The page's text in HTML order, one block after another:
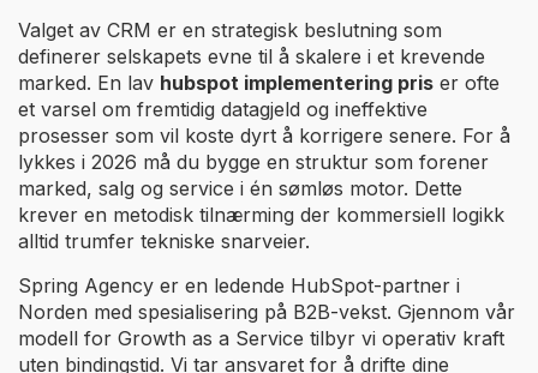
Valget av CRM er en strategisk beslutning som
definerer selskapets evne til å skalere i et krevende
marked. En lav hubspot implementering pris er ofte
et varsel om fremtidig datagjeld og ineffektive
prosesser som vil koste dyrt å korrigere senere. For å
lykkes i 2026 må du bygge en struktur som forener
marked, salg og service i én sømløs motor. Dette
krever en metodisk tilnærming der kommersiell logikk
alltid trumfer tekniske snarveier.
Spring Agency er en ledende HubSpot-partner i
Norden med spesialisering på B2B-vekst. Gjennom vår
modell for Growth as a Service tilbyr vi operativ kraft
uten bindingstid. Vi tar ansvaret for å drifte dine